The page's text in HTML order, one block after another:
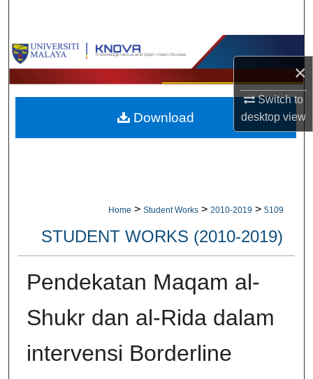
×
Switch to
desktopview
Browse Collections
My Account
About
Home > Student Works > 2010-2019 > 5109
STUDENT WORKS (2010-2019)
Pendekatan Maqam al-
Shukr dan al-Rida dalam
intervensi Borderline
Download